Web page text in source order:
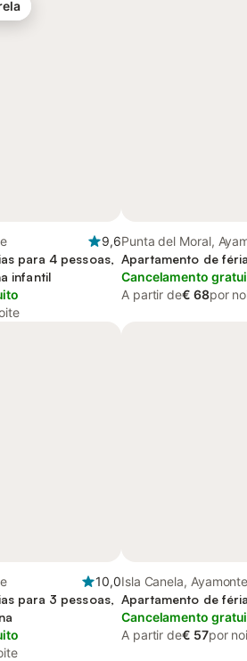
9,6
para 4 pessoas,
infantil
Punta del Moral,
Apartamento de
Cancelamento
A partir de€ 68por
10,0
para 3 pessoas,
Isla Canela, Ayamonte
Apartamento de
Cancelamento
A partir de€ 57por